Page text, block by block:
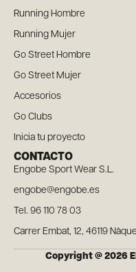
Running Hombre
Running Mujer
Go Street Hombre
Go Street Mujer
Accesorios
Go Clubs
Inicia tu proyecto
CONTACTO
Engobe Sport Wear S.L.
engobe@engobe.es
Tel. 96 110 78 03
Carrer Embat, 12, 46119
Copyright @ 2026